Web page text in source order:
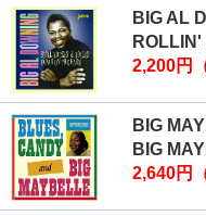
BIG AL
ROLLIN'
2,200円
BIG
BIG
2,640円